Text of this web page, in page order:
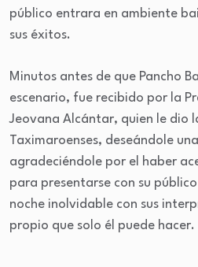
público entrara en ambiente
sus éxitos.
Minutos antes de que Pancho
escenario, fue recibido por la
Jeovana Alcántar, quien le dio
Taximaroenses, deseándole
agradeciéndole por el haber
para presentarse con su
noche inolvidable con sus
propio que solo él puede hacer.